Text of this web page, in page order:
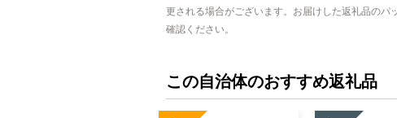
更される場合がございます。お届けした返礼品の
確認ください。
この自治体のおすすめ返礼品